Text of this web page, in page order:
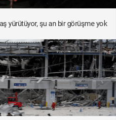
yürütüyor, şu an bir görüşme yok